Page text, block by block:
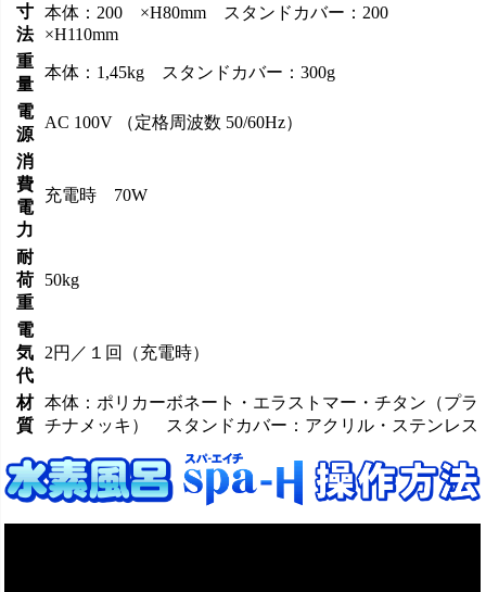
寸
法
本体：200 ×H80mm スタンドカバー：200
×H110mm
重
量
本体：1,45kg スタンドカバー：300g
電
源
AC 100V （定格周波数 50/60Hz）
消
費
電
力
充電時 70W
耐
荷
重
50kg
電
気
代
2円／１回（充電時）
材
質
本体：ポリカーボネート・エラストマー・チタン（プラ
チナメッキ） スタンドカバー：アクリル・ステンレス